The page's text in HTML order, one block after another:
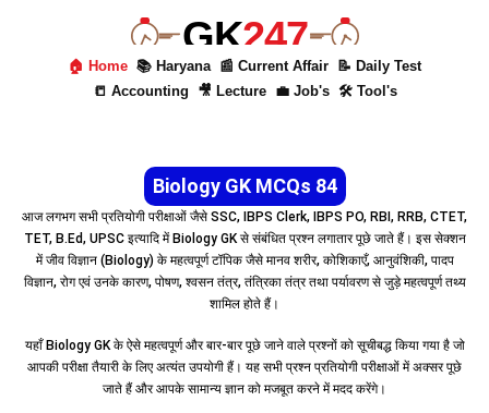
GK247
🏠 Home 📚 Haryana 📰 Current Affair
📝 Daily Test
📒 Accounting
🎥 Lecture 💼 Job's 🛠 Tool's
Biology GK MCQs 84
आज लगभग सभी प्रतियोगी परीक्षाओं जैसे SSC, IBPS Clerk, IBPS PO, RBI, RRB, CTET,
TET, B.Ed, UPSC इत्यादि में Biology GK से संबंधित प्रश्न लगातार पूछे जाते हैं। इस सेक्शन
में जीव विज्ञान (Biology) के महत्वपूर्ण टॉपिक जैसे मानव शरीर, कोशिकाएँ, आनुवंशिकी, पादप
विज्ञान, रोग एवं उनके कारण, पोषण, श्वसन तंत्र, तंत्रिका तंत्र तथा पर्यावरण से जुड़े महत्वपूर्ण तथ्य
शामिल होते हैं।
यहाँ Biology GK के ऐसे महत्वपूर्ण और बार-बार पूछे जाने वाले प्रश्नों को सूचीबद्ध किया गया है जो
आपकी परीक्षा तैयारी के लिए अत्यंत उपयोगी हैं। यह सभी प्रश्न प्रतियोगी परीक्षाओं में अक्सर पूछे
जाते हैं और आपके सामान्य ज्ञान को मजबूत करने में मदद करेंगे।